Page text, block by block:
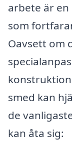
arbete är
som
Oavsett om
smed kan
de
kan åta sig: